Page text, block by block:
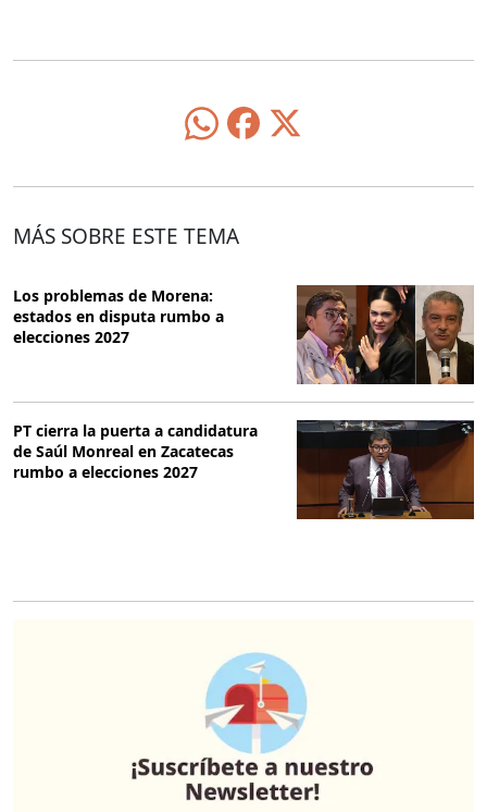
MÁS SOBRE ESTE TEMA
Los problemas de Morena:
estados en disputa rumbo a
elecciones 2027
PT cierra la puerta a candidatura
de Saúl Monreal en Zacatecas
rumbo a elecciones 2027